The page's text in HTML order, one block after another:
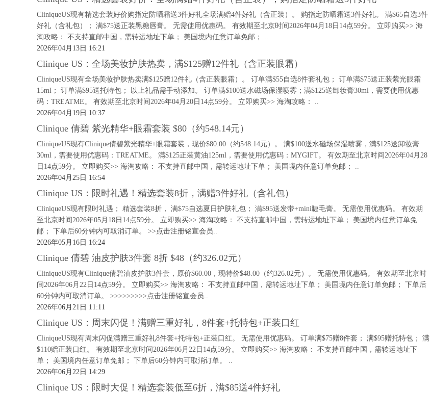
CliniqueUS现有精选套装好价购指定防晒霜送3件好礼全场满赠4件好礼（含正装）。 购指定防晒霜送3件好礼。 满$65自选3件
好礼（含礼包）； 满$75送正装黑糖唇膏。 无需使用优惠码。 有效期至北京时间2026年04月18日14点59分。 立即购买>> 海
淘攻略： 不支持直邮中国，需转运地址下单； 美国境内任意订单免邮； ..
2026年04月13日 16:21
Clinique US：全场美妆护肤热卖，满$125赠12件礼（含正装眼霜）
CliniqueUS现有全场美妆护肤热卖满$125赠12件礼（含正装眼霜）。 订单满$55自选8件套礼包； 订单满$75送正装紫光眼霜
15ml； 订单满$95送托特包； 以上礼品需手动添加。 订单满$100送水磁场保湿喷雾；满$125送卸妆膏30ml，需要使用优惠
码：TREATME。 有效期至北京时间2026年04月20日14点59分。 立即购买>> 海淘攻略： ..
2026年04月19日 10:37
Clinique 倩碧 紫光精华+眼霜套装 $80（约548.14元）
CliniqueUS现有Clinique倩碧紫光精华+眼霜套装，现价$80.00（约548.14元）。 满$100送水磁场保湿喷雾，满$125送卸妆膏
30ml，需要使用优惠码：TREATME。 满$125正装黄油125ml，需要使用优惠码：MYGIFT。 有效期至北京时间2026年04月28
日14点59分。 立即购买>> 海淘攻略： 不支持直邮中国，需转运地址下单； 美国境内任意订单免邮； ..
2026年04月25日 16:54
Clinique US：限时礼遇！精选套装8折，满赠3件好礼（含礼包）
CliniqueUS现有限时礼遇； 精选套装8折， 满$75自选夏日护肤礼包； 满$95送发带+mini睫毛膏。 无需使用优惠码。 有效期
至北京时间2026年05月18日14点59分。 立即购买>> 海淘攻略： 不支持直邮中国，需转运地址下单； 美国境内任意订单免
邮； 下单后60分钟内可取消订单。 >>点击注册铭宣会员..
2026年05月16日 16:24
Clinique 倩碧 油皮护肤3件套 8折 $48（约326.02元）
CliniqueUS现有Clinique倩碧油皮护肤3件套，原价$60.00，现特价$48.00（约326.02元）。 无需使用优惠码。 有效期至北京时
间2026年06月22日14点59分。 立即购买>> 海淘攻略： 不支持直邮中国，需转运地址下单； 美国境内任意订单免邮； 下单后
60分钟内可取消订单。 >>>>>>>>>点击注册铭宣会员..
2026年06月21日 11:11
Clinique US：周末闪促！满赠三重好礼，8件套+托特包+正装口红
CliniqueUS现有周末闪促满赠三重好礼8件套+托特包+正装口红。 无需使用优惠码。 订单满$75赠8件套； 满$95赠托特包； 满
$110赠正装口红。 有效期至北京时间2026年06月22日14点59分。 立即购买>> 海淘攻略： 不支持直邮中国，需转运地址下
单； 美国境内任意订单免邮； 下单后60分钟内可取消订单。 ..
2026年06月22日 14:29
Clinique US：限时大促！精选套装低至6折，满$85送4件好礼